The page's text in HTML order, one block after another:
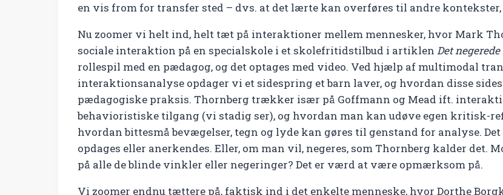
en vis from for transfer sted – dvs. at det lærte kan overføres til andre
Nu zoomer vi helt ind, helt tæt på interaktioner mellem mennesker, hvor Mark
sociale interaktion på en specialskole i et skolefritidstilbud i artiklen Det
rollespil med en pædagog, og det optages med video. Ved hjælp af multimodal
interaktionsanalyse opdager vi et sidespring et barn laver, og hvordan disse
pædagogiske praksis. Thornberg trækker især på Goffmann og Mead ift.
behavioristiske tilgang (vi stadig ser), og hvordan man kan udøve egen kritisk-
hvordan bittesmå bevægelser, tegn og lyde kan gøres til genstand for analyse.
opdages eller anerkendes. Eller, om man vil, negeres, som Thornberg kalder det.
på alle de blinde vinkler eller negeringer? Det er værd at være opmærksom på.
Vi zoomer endnu tættere på, faktisk ind i det enkelte menneske, hvor Dorthe